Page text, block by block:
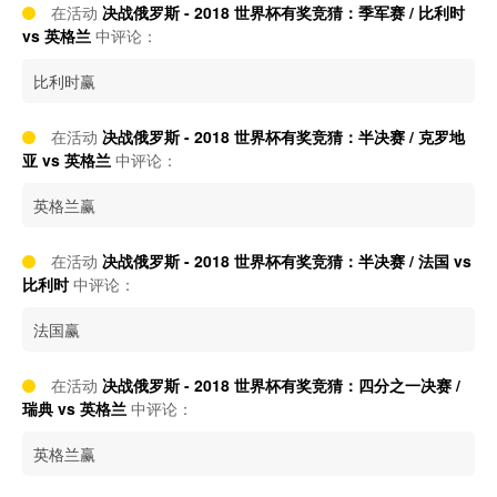
在活动 决战俄罗斯 - 2018 世界杯有奖竞猜：季军赛 / 比利时
vs 英格兰 中评论：
比利时赢
在活动 决战俄罗斯 - 2018 世界杯有奖竞猜：半决赛 / 克罗地
亚 vs 英格兰 中评论：
英格兰赢
在活动 决战俄罗斯 - 2018 世界杯有奖竞猜：半决赛 / 法国 vs
比利时中评论：
法国赢
在活动 决战俄罗斯 - 2018 世界杯有奖竞猜：四分之一决赛 /
瑞典 vs 英格兰 中评论：
英格兰赢